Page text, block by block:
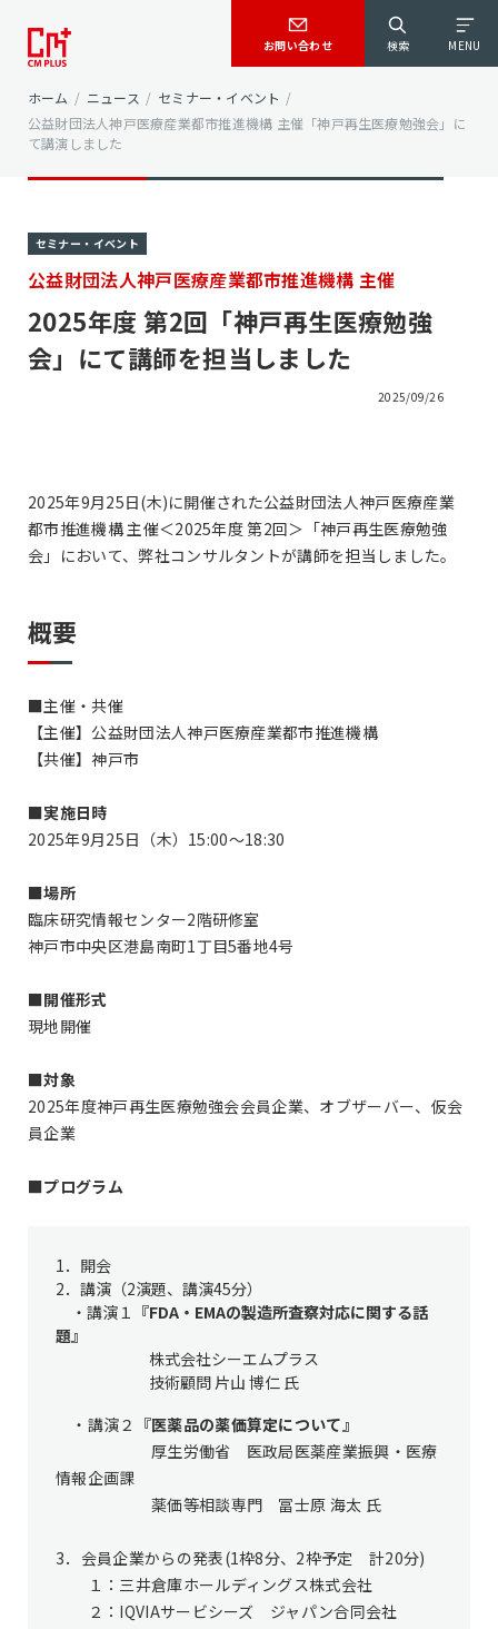
検索 MENU
お問い合わせ
ホーム / ニュース / セミナー・イベント /
公益財団法人神戸医療産業都市推進機構 主催「神戸再生医療勉強会」に
て講演しました
セミナー・イベント
公益財団法人神戸医療産業都市推進機構 主催
2025年度 第2回「神戸再生医療勉強
会」にて講師を担当しました
2025/09/26
2025年9月25日(木)に開催された公益財団法人神戸医療産業
都市推進機構 主催＜2025年度 第2回＞「神戸再生医療勉強
会」において、弊社コンサルタントが講師を担当しました。
概要
■主催・共催
【主催】公益財団法人神戸医療産業都市推進機構
【共催】神戸市
■実施日時
2025年9月25日（木）15:00～18:30
■場所
臨床研究情報センター2階研修室
神戸市中央区港島南町1丁目5番地4号
■開催形式
現地開催
■対象
2025年度神戸再生医療勉強会会員企業、オブザーバー、仮会
員企業
■プログラム
1．開会
2．講演（2演題、講演45分）
・講演１ 『FDA・EMAの製造所査察対応に関する話
題』
株式会社シーエムプラス
技術顧問 片山 博仁 氏
・講演２ 『医薬品の薬価算定について』
厚生労働省 医政局医薬産業振興・医療
情報企画課
薬価等相談専門 冨士原 海太 氏
3．会員企業からの発表(1枠8分、2枠予定 計20分)
１：三井倉庫ホールディングス株式会社
２：IQVIAサービシーズ ジャパン合同会社